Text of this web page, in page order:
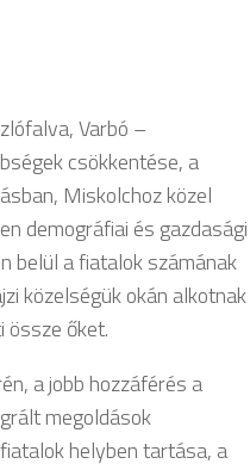
Varbó –
csökkentése, a
Miskolchoz közel
demográfiai és gazdasági
belül a fiatalok számának
közelségük okán alkotnak
össze őket.
a jobb hozzáférés a
megoldások
helyben tartása, a